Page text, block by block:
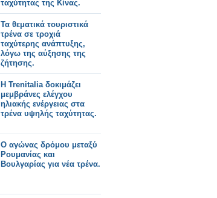
ταχύτητας της Κίνας.
Τα θεματικά τουριστικά
τρένα σε τροχιά
ταχύτερης ανάπτυξης,
λόγω της αύξησης της
ζήτησης.
Η Trenitalia δοκιμάζει
μεμβράνες ελέγχου
ηλιακής ενέργειας στα
τρένα υψηλής ταχύτητας.
Ο αγώνας δρόμου μεταξύ
Ρουμανίας και
Βουλγαρίας για νέα τρένα.